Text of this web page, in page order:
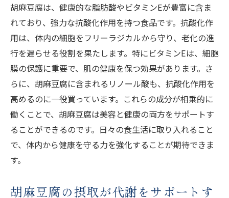
胡麻豆腐が食事に彩りを加える理由
胡麻豆腐を手軽に取り入れる方法
胡麻豆腐が提供する食事のバランス
胡麻豆腐を使ったレシピの豊富さ
胡麻豆腐の保存が栄養価に及ぼす影響
胡麻豆腐が家庭料理に与える新しい楽しみ
胡麻豆腐と健康：内側から輝く美肌への道
胡麻豆腐の栄養が肌に与える影響
美肌効果を高める胡麻豆腐の摂取法
胡麻豆腐の成分が肌のハリを保つ理由
胡麻豆腐は、健康的な脂肪酸やビタミンEが豊富に含ま
れており、強力な抗酸化作用を持つ食品です。抗酸化作
用は、体内の細胞をフリーラジカルから守り、老化の進
行を遅らせる役割を果たします。特にビタミンEは、細胞
膜の保護に重要で、肌の健康を保つ効果があります。さ
らに、胡麻豆腐に含まれるリノール酸も、抗酸化作用を
高めるのに一役買っています。これらの成分が相乗的に
働くことで、胡麻豆腐は美容と健康の両方をサポートす
ることができるのです。日々の食生活に取り入れること
で、体内から健康を守る力を強化することが期待できま
す。
胡麻豆腐の摂取が代謝をサポートす